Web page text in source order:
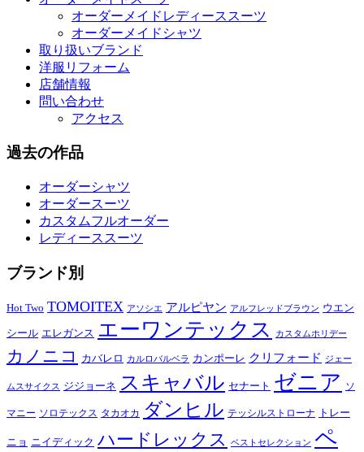
オーダーメイドレディーススーツ
オーダーメイドシャツ
取り扱いブランド
洋服リフォーム
店舗情報
問い合わせ
アクセス
過去の作品
オーダーシャツ
オーダースーツ
カスタムフルオーダー
レディーススーツ
ブランド別
Hot Two TOMOITEX アソシエ アルピヤン アルフレッドブラウン ウエン
シール エレガンス エーワンテックス カスタムホリデー
カノニコ カバレロ カルロバルベラ カンポーレ クリフォード ジェー
ムスサイクス ジジョーネ スキャバル セナート ゼニア ソ
マニー ソロテックス タカオカ ダンヒル テッシルストローナ トレー
ニョ ニイディック ハードレックス ベストセレクション ペ